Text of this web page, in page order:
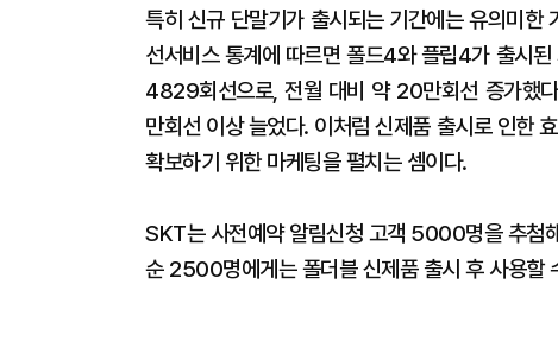
특히 신규 단말기가 출시되는 기간에는 유의미한
선서비스 통계에 따르면 폴드4와 플립4가 출시
4829회선으로, 전월 대비 약 20만회선 증가했
만회선 이상 늘었다. 이처럼 신제품 출시로 인한
확보하기 위한 마케팅을 펼치는 셈이다.
SKT는 사전예약 알림신청 고객 5000명을 추첨
순 2500명에게는 폴더블 신제품 출시 후 사용할